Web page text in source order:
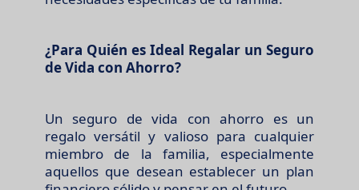
¿Para Quién es Ideal Regalar un Seguro
de Vida con Ahorro?
Un seguro de vida con ahorro es un
regalo versátil y valioso para cualquier
miembro de la familia, especialmente
aquellos que desean establecer un plan